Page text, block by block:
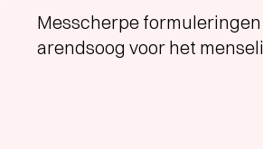
Messcherpe formuleringen
arendsoog voor het